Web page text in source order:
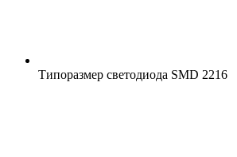
Типоразмер светодиода SMD 2216